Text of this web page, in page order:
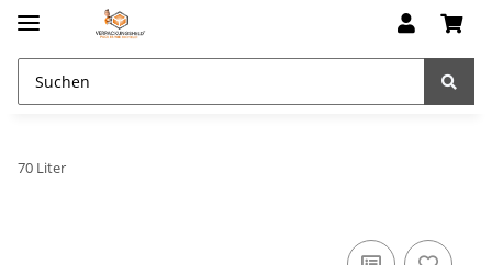
70 Liter